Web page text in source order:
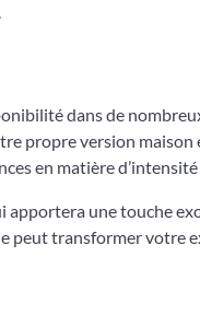
dans de
propre version maison
en matière
apportera une touche
peut transformer votre